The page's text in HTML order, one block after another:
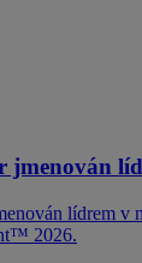
jmenován
lídrem v
2026.